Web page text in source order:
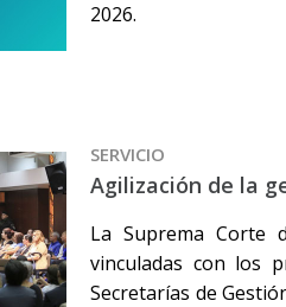
2026.
SERVICIO
Agilización de la
La Suprema Corte
vinculadas con los
Secretarías de